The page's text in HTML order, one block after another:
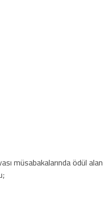
müsabakalarında ödül alan